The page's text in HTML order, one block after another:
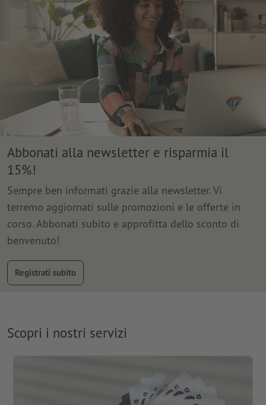
Abbonati alla newsletter e risparmia il
15%!
Sempre ben informati grazie alla newsletter. Vi
terremo aggiornati sulle promozioni e le offerte in
corso. Abbonati subito e approfitta dello sconto di
benvenuto!
Registrati subito
Scopri i nostri servizi